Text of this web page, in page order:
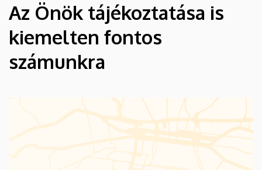
Az Önök tájékoztatása is
kiemelten fontos
számunkra